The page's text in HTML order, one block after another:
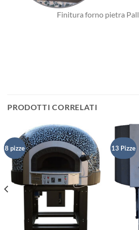
Finitura forno pietra
PRODOTTI CORRELATI
8 pizze 13 Pizze